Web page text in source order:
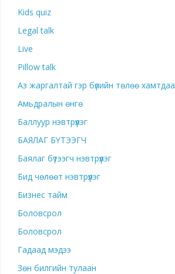
Kids quiz
Legal talk
Live
Pillow talk
Аз жаргалтай гэр бүлийн төлөө хамтдаа
Амьдралын өнгө
Баллуур нэвтрүүлэг
БАЯЛАГ БҮТЭЭГЧ
Баялаг бүтээгч нэвтрүүлэг
Бид чөлөөт нэвтрүүлэг
Бизнес тайм
Боловсрол
Боловсрол
Гадаад мэдээ
Зөн билгийн тулаан